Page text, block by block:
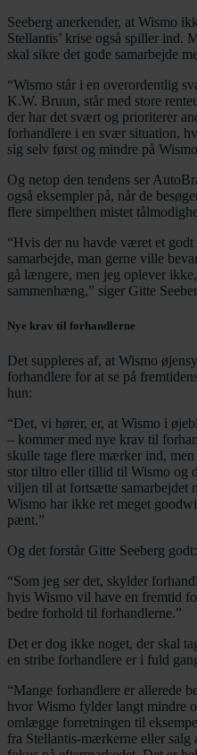
Seeberg anerkender, at Wismo
Stellantis’ krise også spiller ind.
skal sikre det gode samarbejde
“Wismo står i en overordentlig
K.W. Bruun, står med store
der har det svært og prioriterer
forhandlere i en svær situation,
sig selv først og mindre på
Og netop den tendens ser
også eksempler på, når de
flere simpelthen mistet
“Hvis der nu havde været et
samarbejde, man gerne ville
gå længere, men jeg oplever
sammenhæng,” siger Gitte
Nye krav til forhandlerne
Det suppleres af, at Wismo
forhandlere for at se på
hun:
“Det, vi hører, er, at Wismo i
– kommer med nye krav til
skulle tage flere mærker ind,
stor tiltro eller tillid til Wismo og
viljen til at fortsætte samarbejdet
Wismo har ikke ret meget
pænt.”
Og det forstår Gitte Seeberg godt:
“Som jeg ser det, skylder
hvis Wismo vil have en fremtid
bedre forhold til forhandlerne.”
Det er dog ikke noget, der skal
en stribe forhandlere er i fuld
“Mange forhandlere er allerede
hvor Wismo fylder langt mindre
omlægge forretningen til
fra Stellantis-mærkerne eller salg